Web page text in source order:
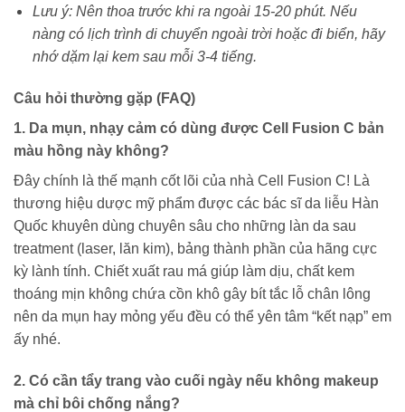
Lưu ý: Nên thoa trước khi ra ngoài 15-20 phút. Nếu
nàng có lịch trình di chuyển ngoài trời hoặc đi biển, hãy
nhớ dặm lại kem sau mỗi 3-4 tiếng.
Câu hỏi thường gặp (FAQ)
1. Da mụn, nhạy cảm có dùng được Cell Fusion C bản
màu hồng này không?
Đây chính là thế mạnh cốt lõi của nhà Cell Fusion C! Là
thương hiệu dược mỹ phẩm được các bác sĩ da liễu Hàn
Quốc khuyên dùng chuyên sâu cho những làn da sau
treatment (laser, lăn kim), bảng thành phần của hãng cực
kỳ lành tính. Chiết xuất rau má giúp làm dịu, chất kem
thoáng mịn không chứa cồn khô gây bít tắc lỗ chân lông
nên da mụn hay mỏng yếu đều có thể yên tâm “kết nạp” em
ấy nhé.
2. Có cần tẩy trang vào cuối ngày nếu không makeup
mà chỉ bôi chống nắng?